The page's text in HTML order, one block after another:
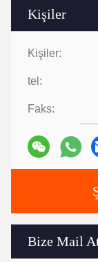
Kişiler
Kişiler:
tel:
Faks:
Bize Mail